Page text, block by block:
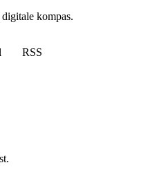
kompas.
RSS